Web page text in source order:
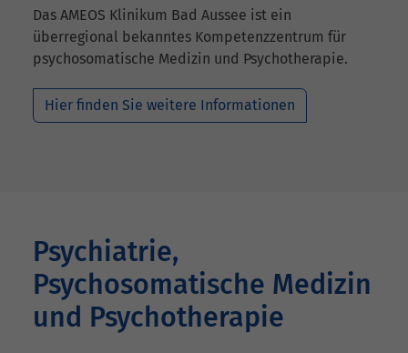
Das AMEOS Klinikum Bad Aussee ist ein
überregional bekanntes Kompetenzzentrum für
psychosomatische Medizin und Psychotherapie.
Hier finden Sie weitere Informationen
Psychiatrie,
Psychosomatische Medizin
und Psychotherapie